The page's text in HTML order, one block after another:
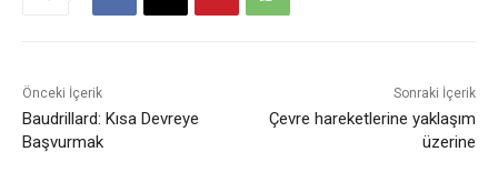
Önceki İçerik
Baudrillard: Kısa Devreye
Başvurmak
Sonraki İçerik
Çevre hareketlerine yaklaşım
üzerine